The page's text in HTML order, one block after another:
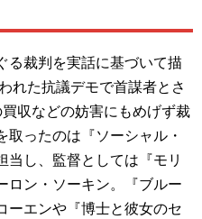
る裁判を実話に基づいて描
れた抗議デモで首謀者とさ
収などの妨害にもめげず裁
ったのは『ソーシャル・
し、監督としては『モリ
ロン・ソーキン。『ブルー
ーエンや『博士と彼女のセ